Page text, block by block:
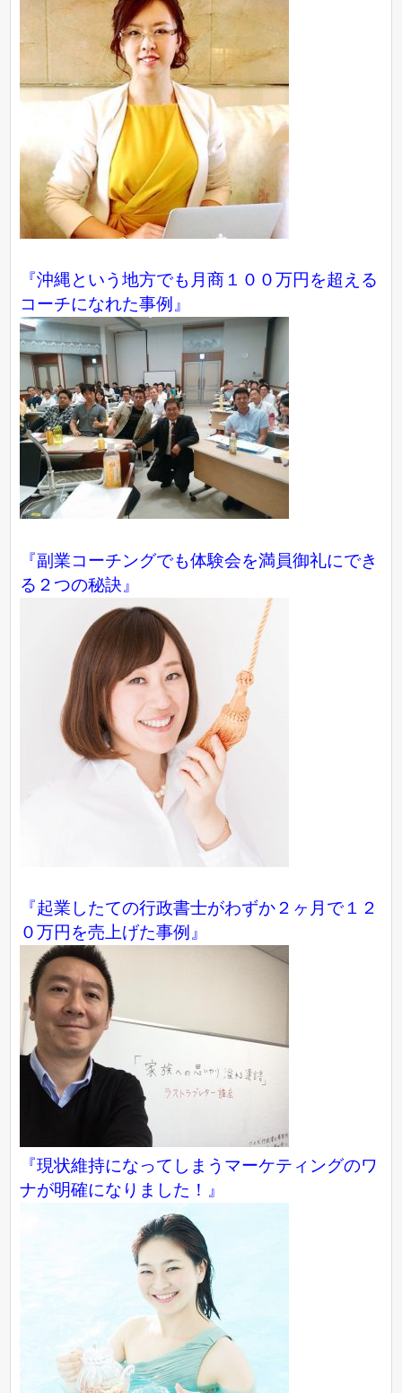
『沖縄という地方でも月商１００万円を超える
コーチになれた事例』
『副業コーチングでも体験会を満員御礼にでき
る２つの秘訣』
『起業したての行政書士がわずか２ヶ月で１２
０万円を売上げた事例』
『現状維持になってしまうマーケティングのワ
ナが明確になりました！』